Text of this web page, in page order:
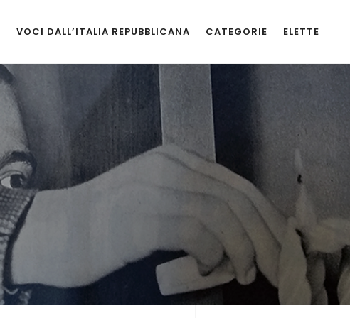
VOCI DALL’ITALIA REPUBBLICANA CATEGORIE ELETTE